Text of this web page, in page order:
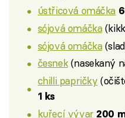
ústřicová omáčka
sójová omáčka
sójová omáčka
česnek(nasekaný
chilli papričky
1 ks
kuřecí vývar 200